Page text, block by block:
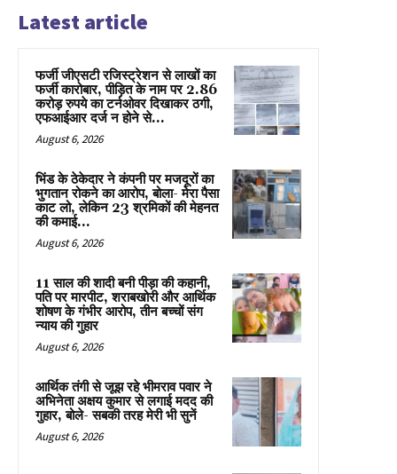
Latest article
फर्जी जीएसटी रजिस्ट्रेशन से लाखों का
फर्जी कारोबार, पीड़ित के नाम पर 2.86
करोड़ रुपये का टर्नओवर दिखाकर ठगी,
एफआईआर दर्ज न होने से...
August 6, 2026
भिंड के ठेकेदार ने कंपनी पर मजदूरों का
भुगतान रोकने का आरोप, बोला- मेरा पैसा
काट लो, लेकिन 23 श्रमिकों की मेहनत
की कमाई...
August 6, 2026
11 साल की शादी बनी पीड़ा की कहानी,
पति पर मारपीट, शराबखोरी और आर्थिक
शोषण के गंभीर आरोप, तीन बच्चों संग
न्याय की गुहार
August 6, 2026
आर्थिक तंगी से जूझ रहे भीमराव पवार ने
अभिनेता अक्षय कुमार से लगाई मदद की
गुहार, बोले- सबकी तरह मेरी भी सुनें
August 6, 2026